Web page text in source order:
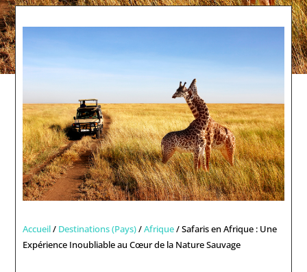
Accueil/ Destinations (Pays)/Afrique/ Safaris en Afrique : Une
Expérience Inoubliable au Cœur de la Nature Sauvage